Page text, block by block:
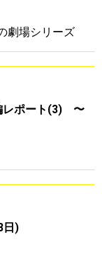
劇場シリーズ
レポート(3) 〜
日)